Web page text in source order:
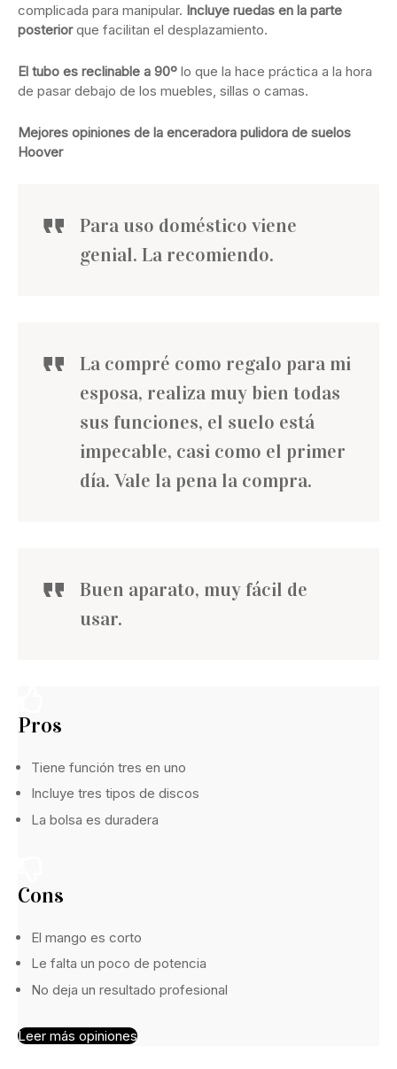
complicada para manipular. Incluye ruedas en la parte
posteriorque facilitan el desplazamiento.
El tubo es reclinable a 90º lo que la hace práctica a la hora
de pasar debajo de los muebles, sillas o camas.
Mejores opiniones de la enceradora pulidora de suelos
Hoover
Para uso doméstico viene
genial. La recomiendo.
La compré como regalo para mi
esposa, realiza muy bien todas
sus funciones, el suelo está
impecable, casi como el primer
día. Vale la pena la compra.
Buen aparato, muy fácil de
usar.
Pros
Tiene función tres en uno
Incluye tres tipos de discos
La bolsa es duradera
Cons
El mango es corto
Le falta un poco de potencia
No deja un resultado profesional
Leer más opiniones